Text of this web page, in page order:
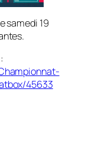
samedi 19
45633